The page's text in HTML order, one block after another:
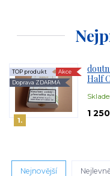
1.
Half
TOP produkt
Akce
Doprava ZDARMA
1
Nejnovější